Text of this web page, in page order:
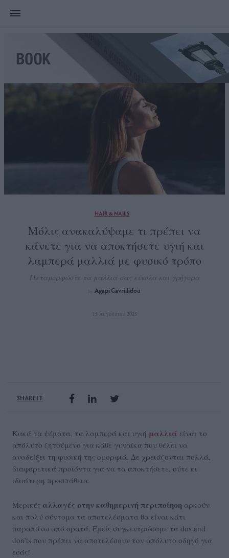
HAIR & NAILS
Μόλις ανακαλύψαμε τι πρέπει να
κάνετε για να αποκτήσετε υγιή και
λαμπερά μαλλιά με φυσικό τρόπο
Μεταμορφώστε τα μαλλιά σας εύκολα και γρήγορα
Agapi Gavriilidou
15 Αυγούστου 2025
SHARE IT
Κακά τα ψέματα, τα λαμπερά και υγιή μαλλιά είναι το
απόλυτο ζητούμενο για κάθε γυναίκα που θέλει να
αναδείξει τη φυσική της ομορφιά. Δε χρειάζονται πολλά,
διαφορετικά προϊόντα για να τα αποκτήσετε, ούτε κι
ιδιαίτερη προσπάθεια.
Μερικές αλλαγές στην καθημερινή περιποίηση αρκούν
και πολύ σύντομα τα αποτελέσματα θα είναι κάτι
παραπάνω από ορατά. Εμείς συγκεντρώσαμε τα dos and
don’ts που πρέπει να αποτελέσουν τον απόλυτο οδηγό για
εσάς!